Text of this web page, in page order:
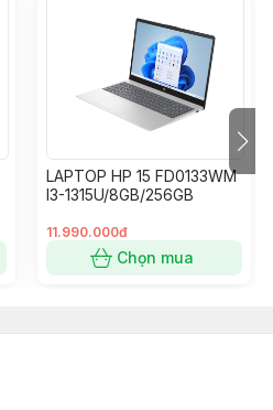
LAPTOP HP 15 FD0133WM
I3-1315U/8GB/256GB
11.990.000đ
Chọn mua